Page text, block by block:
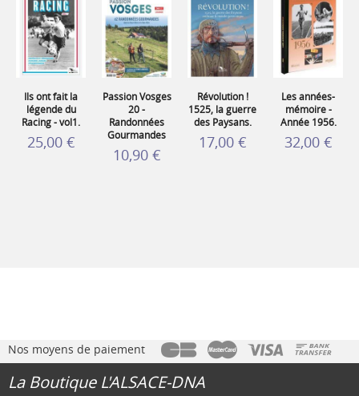
Ils ont fait la
légende du
Racing - vol1.
25,00 €
Passion Vosges
20 -
Randonnées
Gourmandes
10,90 €
Révolution !
1525, la guerre
des Paysans.
17,00 €
Les années-
mémoire -
Année 1956.
32,00 €
Nos moyens de paiement
La Boutique L'ALSACE-DNA